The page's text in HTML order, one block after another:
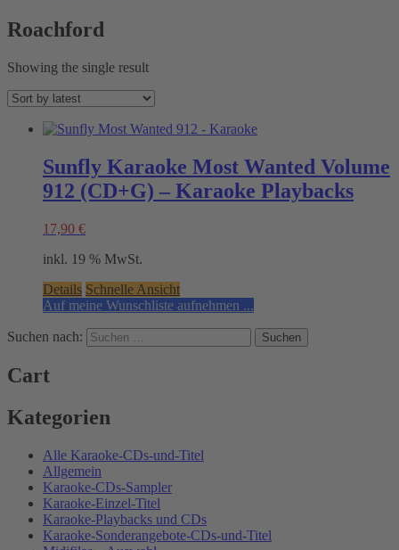
Roachford
Showing the single result
Sunfly Karaoke Most Wanted Volume
912 (CD+G) – Karaoke Playbacks
17,90 €
inkl. 19 % MwSt.
Details Schnelle Ansicht
Auf meine Wunschliste aufnehmen ...
Suchen nach:
Cart
Kategorien
Alle Karaoke-CDs-und-Titel
Allgemein
Karaoke-CDs-Sampler
Karaoke-Einzel-Titel
Karaoke-Playbacks und CDs
Karaoke-Sonderangebote-CDs-und-Titel